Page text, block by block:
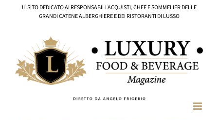
IL SITO DEDICATO AI RESPONSABILI ACQUISTI, CHEF E SOMMELIER DELLE
GRANDI CATENE ALBERGHIERE E DEI RISTORANTI DI LUSSO